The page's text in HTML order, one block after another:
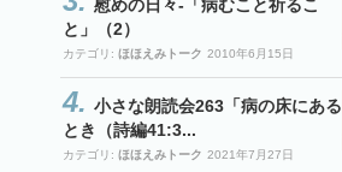
慰めの日々-「病むこと祈るこ
と」（2）
カテゴリ: ほほえみトーク 2010年6月15日
小さな朗読会263「病の床にある
とき（詩編41:3...
カテゴリ: ほほえみトーク 2021年7月27日